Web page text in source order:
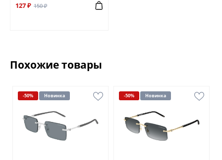
127 ₽ 150 ₽
Похожие товары
-50% Новинка -50% Новинка